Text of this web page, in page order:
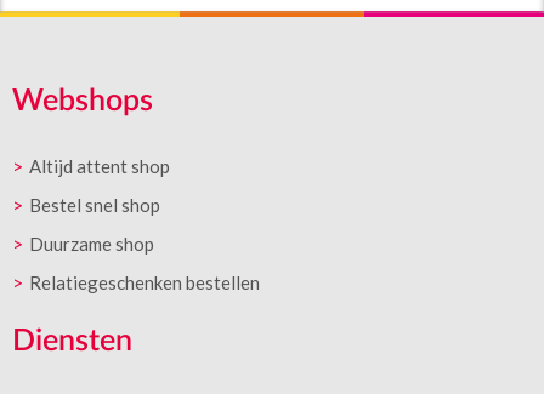
Webshops
Altijd attent shop
Bestel snel shop
Duurzame shop
Relatiegeschenken bestellen
Diensten